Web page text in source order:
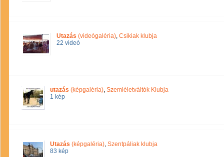
Utazás (videógaléria), Csikiak klubja
22 videó
utazás (képgaléria), Szemléletváltók Klubja
1 kép
Utazás (képgaléria), Szentpáliak klubja
83 kép